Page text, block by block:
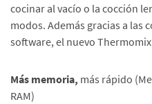
cocinar al vacío o la cocción
modos. Además gracias a las
software, el nuevo
Más memoria, más rápido
RAM)